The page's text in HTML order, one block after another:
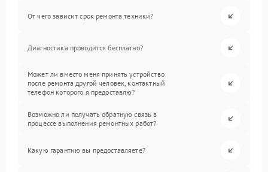
От чего зависит срок ремонта техники?
Диагностика проводится бесплатно?
Может ли вместо меня принять устройство
после ремонта другой человек, контактный
телефон которого я предоставлю?
Возможно ли получать обратную связь в
процессе выполнения ремонтных работ?
Какую гарантию вы предоставляете?